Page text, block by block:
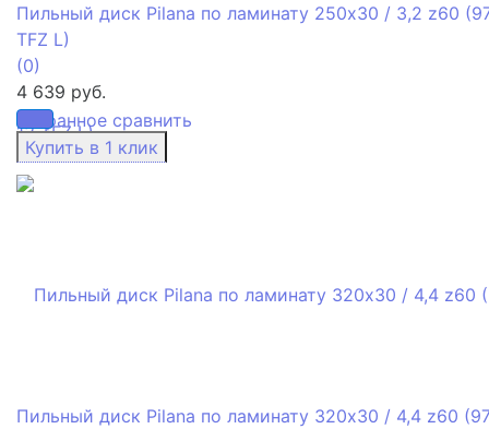
избранное сравнить
Пильный диск Pilana по ламинату 250x30 / 3,2 z60
TFZ L)
(0)
4 639 руб.
Пильный диск Pilana по ламинату 320x30 / 4,4 z60